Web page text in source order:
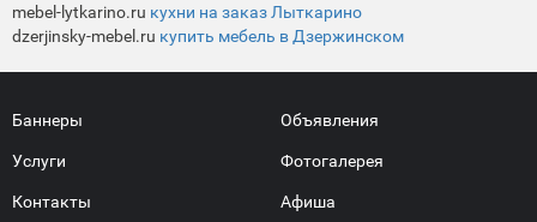
mebel-lytkarino.ru кухни на заказ Лыткарино
dzerjinsky-mebel.ru купить мебель в Дзержинском
Баннеры
Услуги
Контакты
Объявления
Фотогалерея
Афиша